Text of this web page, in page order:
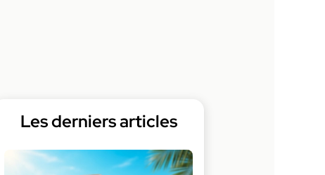
Les derniers articles